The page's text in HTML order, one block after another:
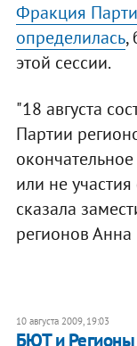
Фракция
определилась,
этой сессии.
"18 августа
Партии
или не
сказала
регионов Анна
10 августа 2009, 19:03
БЮТ и Регионы